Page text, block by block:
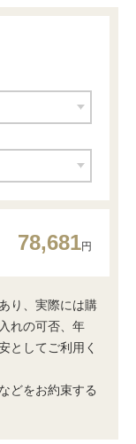
78,681円
り、実際には購
れの可否、年
としてご利用く
どをお約束する